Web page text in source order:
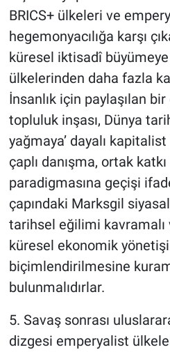
BRICS+ ülkeleri ve
hegemonyacılığa karşı
küresel iktisadî
ülkelerinden daha fazla
İnsanlık için paylaşılan
topluluk inşası, Dünya
yağmaya’ dayalı
çaplı danışma, ortak
paradigmasına geçişi
çapındaki Marksgil
tarihsel eğilimi
küresel ekonomik
biçimlendirilmesine
bulunmalıdırlar.
5. Savaş sonrası
dizgesi emperyalist